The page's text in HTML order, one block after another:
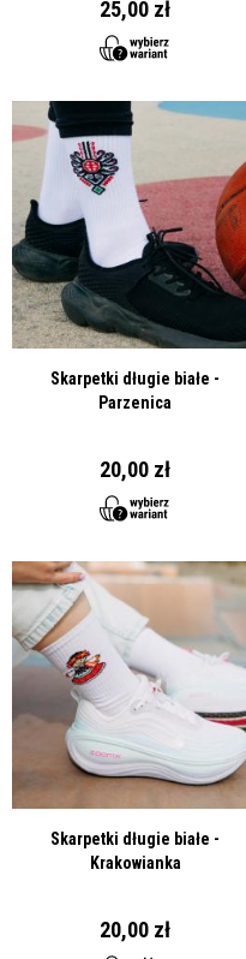
25,00 zł
Skarpetki długie białe -
Parzenica
20,00 zł
Skarpetki długie białe -
Krakowianka
20,00 zł